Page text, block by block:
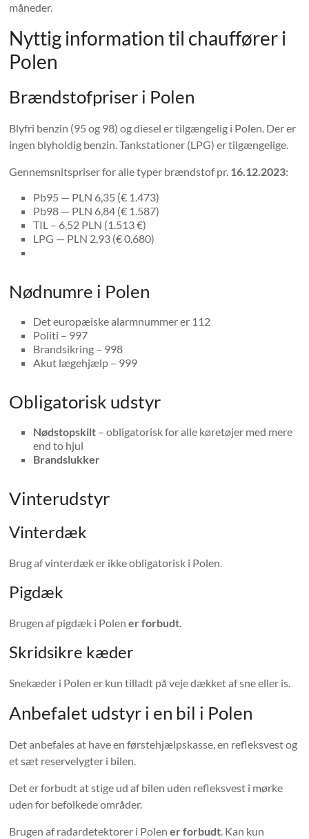
måneder.
Nyttig information til chauffører i
Polen
Brændstofpriser i Polen
Blyfri benzin (95 og 98) og diesel er tilgængelig i Polen. Der er
ingen blyholdig benzin. Tankstationer (LPG) er tilgængelige.
Gennemsnitspriser for alle typer brændstof pr. 16.12.2023:
Pb95 — PLN 6,35 (€ 1.473)
Pb98 — PLN 6,84 (€ 1.587)
TIL – 6,52 PLN (1.513 €)
LPG — PLN 2,93 (€ 0,680)
Nødnumre i Polen
Det europæiske alarmnummer er 112
Politi – 997
Brandsikring – 998
Akut lægehjælp – 999
Obligatorisk udstyr
Nødstopskilt – obligatorisk for alle køretøjer med mere
end to hjul
Brandslukker
Vinterudstyr
Vinterdæk
Brug af vinterdæk er ikke obligatorisk i Polen.
Pigdæk
Brugen af ​​pigdæk i Polener forbudt.
Skridsikre kæder
Snekæder i Polen er kun tilladt på veje dækket af sne eller is.
Anbefalet udstyr i en bil i Polen
Det anbefales at have en førstehjælpskasse, en refleksvest og
et sæt reservelygter i bilen.
Det er forbudt at stige ud af bilen uden refleksvest i mørke
uden for befolkede områder.
Brugen af ​​radardetektorer i Polener forbudt. Kan kun